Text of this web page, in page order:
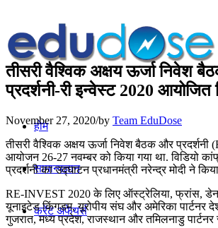
होम
सामान्यज्ञान
करेंट अफेयर्स
तीसरी वैश्विक अक्षय ऊर्जा निवेश
प्रदर्शनी-री इन्वेस्ट 2020 आयोजित
November 27, 2020/by Team EduDose
तीसरी वैश्विक अक्षय ऊर्जा निवेश बैठक और प्रदर्शनी
आयोजन 26-27 नवम्बर को किया गया था. विडियो
प्रदर्शनी का उद्घाटन प्रधानमंत्री नरेन्‍द्र मोदी ने
RE-INVEST 2020 के लिए ऑस्ट्रेलिया, फ्रांस,
यूनाइटेड किंगडम, यूरोपीय संघ और अमेरिका पार्टनर
गुजरात, मध्य प्रदेश, राजस्थान और तमिलनाडु पार्टनर